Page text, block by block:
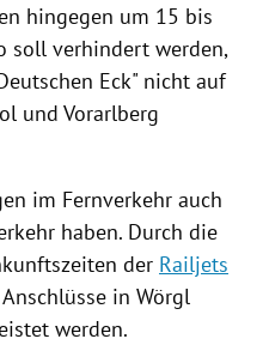
hingegen um 15 bis
soll verhindert werden,
Eck" nicht auf
und Vorarlberg
im Fernverkehr auch
haben. Durch die
der Railjets
in Wörgl
werden.